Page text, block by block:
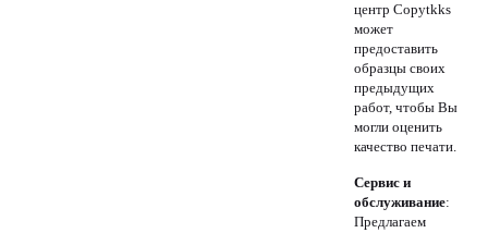
центр Copytkks
может
предоставить
образцы своих
предыдущих
работ, чтобы Вы
могли оценить
качество печати.
Сервис и
обслуживание:
Предлагаем